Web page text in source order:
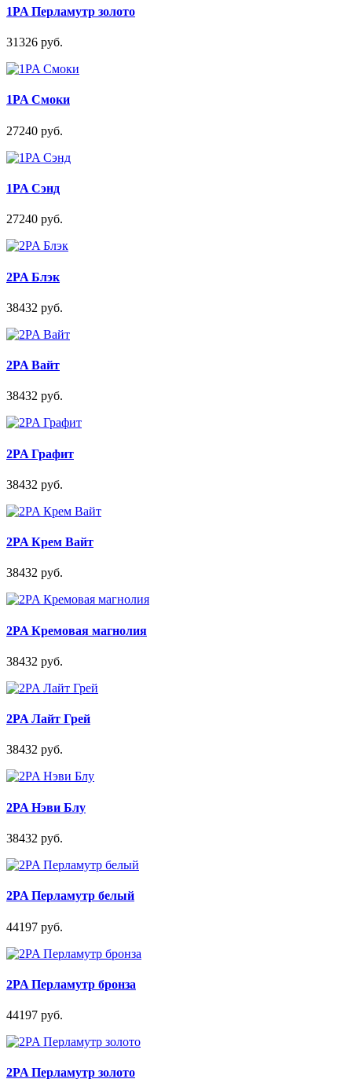
1PA Перламутр золото
31326 руб.
1PA Смоки
27240 руб.
1PA Сэнд
27240 руб.
2PA Блэк
38432 руб.
2PA Вайт
38432 руб.
2PA Графит
38432 руб.
2PA Крем Вайт
38432 руб.
2PA Кремовая магнолия
38432 руб.
2PA Лайт Грей
38432 руб.
2PA Нэви Блу
38432 руб.
2PA Перламутр белый
44197 руб.
2PA Перламутр бронза
44197 руб.
2PA Перламутр золото